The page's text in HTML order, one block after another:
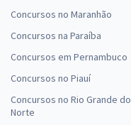
Concursos no Maranhão
Concursos na Paraíba
Concursos em Pernambuco
Concursos no Piauí
Concursos no Rio Grande do
Norte